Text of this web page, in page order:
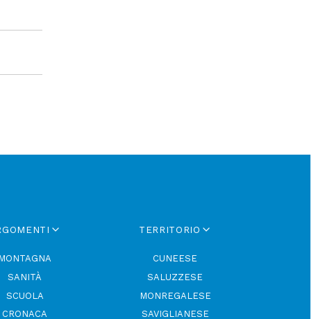
SANITÀ
SCUOLA
CRONACA
TERRITORIO
CUNEESE
SALUZZESE
MONREGALESE
SAVIGLIANESE